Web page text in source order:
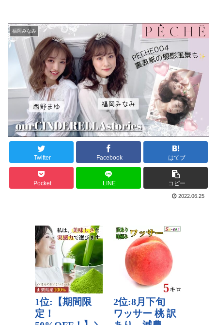
福岡みなみ
Twitter Facebook はてブ
Pocket LINE コピー
2022.06.25